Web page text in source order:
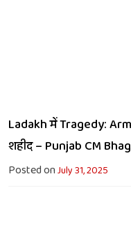
Ladakh में Tragedy:
शहीद – Punjab CM
Posted onJuly 31, 2025